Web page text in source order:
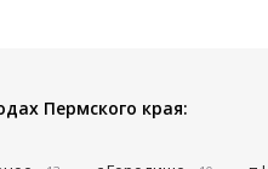
Пермского края: